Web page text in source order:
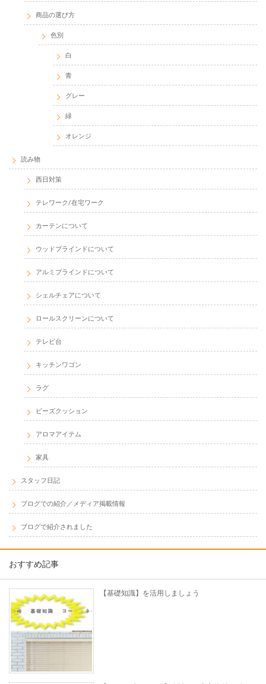
商品の選び方
色別
白
青
グレー
緑
オレンジ
読み物
西日対策
テレワーク/在宅ワーク
カーテンについて
ウッドブラインドについて
アルミブラインドについて
シェルチェアについて
ロールスクリーンについて
テレビ台
キッチンワゴン
ラグ
ビーズクッション
アロマアイテム
家具
スタッフ日記
ブログでの紹介／メディア掲載情報
ブログで紹介されました
おすすめ記事
【基礎知識】を活用しましょう